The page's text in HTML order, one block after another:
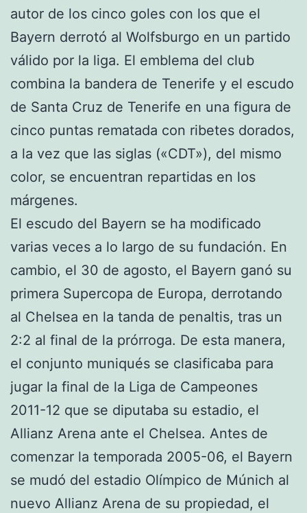
autor de los cinco goles con los que el
Bayern derrotó al Wolfsburgo en un partido
válido por la liga. El emblema del club
combina la bandera de Tenerife y el escudo
de Santa Cruz de Tenerife en una figura de
cinco puntas rematada con ribetes dorados,
a la vez que las siglas («CDT»), del mismo
color, se encuentran repartidas en los
márgenes.
El escudo del Bayern se ha modificado
varias veces a lo largo de su fundación. En
cambio, el 30 de agosto, el Bayern ganó su
primera Supercopa de Europa, derrotando
al Chelsea en la tanda de penaltis, tras un
2:2 al final de la prórroga. De esta manera,
el conjunto muniqués se clasificaba para
jugar la final de la Liga de Campeones
2011-12 que se diputaba su estadio, el
Allianz Arena ante el Chelsea. Antes de
comenzar la temporada 2005-06, el Bayern
se mudó del estadio Olímpico de Múnich al
nuevo Allianz Arena de su propiedad, el